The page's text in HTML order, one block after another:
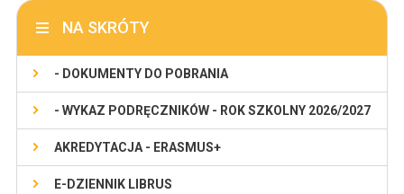
NA SKRÓTY
- DOKUMENTY DO POBRANIA
- WYKAZ PODRĘCZNIKÓW - ROK SZKOLNY 2026/2027
AKREDYTACJA - ERASMUS+
E-DZIENNIK LIBRUS